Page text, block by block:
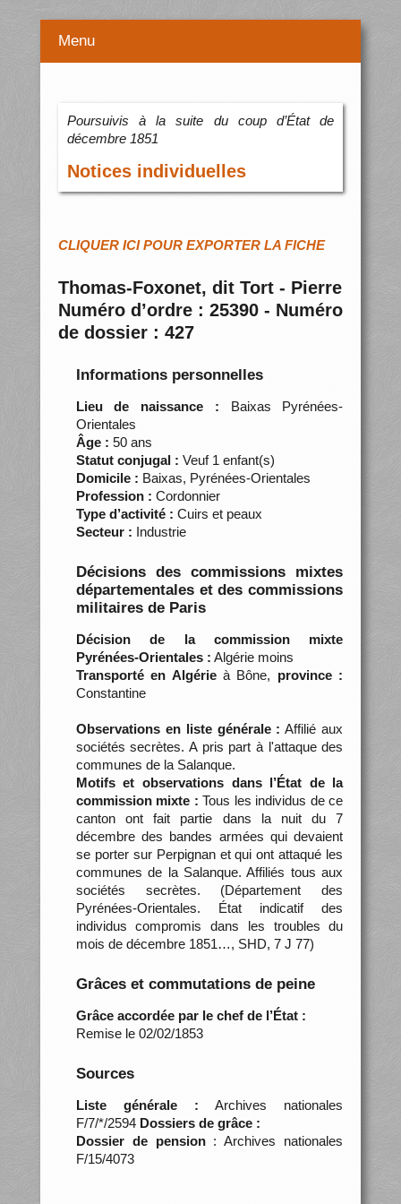
Menu
Poursuivis à la suite du coup d’État de
décembre 1851
Notices individuelles
CLIQUER ICI POUR EXPORTER LA FICHE
Thomas-Foxonet, dit Tort - Pierre
Numéro d’ordre : 25390 - Numéro
de dossier : 427
Informations personnelles
Lieu de naissance : Baixas Pyrénées-
Orientales
Âge : 50 ans
Statut conjugal : Veuf 1 enfant(s)
Domicile : Baixas, Pyrénées-Orientales
Profession : Cordonnier
Type d’activité : Cuirs et peaux
Secteur : Industrie
Décisions des commissions mixtes
départementales et des commissions
militaires de Paris
Décision de la commission mixte
Pyrénées-Orientales : Algérie moins
Transporté en Algérieà Bône, province :
Constantine
Observations en liste générale : Affilié aux
sociétés secrètes. A pris part à l'attaque des
communes de la Salanque.
Motifs et observations dans l’État de la
commission mixte : Tous les individus de ce
canton ont fait partie dans la nuit du 7
décembre des bandes armées qui devaient
se porter sur Perpignan et qui ont attaqué les
communes de la Salanque. Affiliés tous aux
sociétés secrètes. (Département des
Pyrénées-Orientales. État indicatif des
individus compromis dans les troubles du
mois de décembre 1851…, SHD, 7 J 77)
Grâces et commutations de peine
Grâce accordée par le chef de l’État :
Remise le 02/02/1853
Sources
Liste générale : Archives nationales
F/7/*/2594 Dossiers de grâce :
Dossier de pension: Archives nationales
F/15/4073